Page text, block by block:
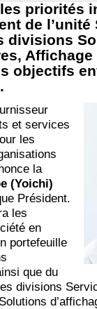
priorités
de l’unité
divisions
Affichage
objectifs
et services
les
la
(Yoichi)
Président.
les
en
portefeuille
que du
divisions